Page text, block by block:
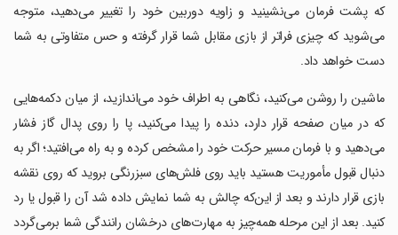
که پشت فرمان می‌نشینید و زاویه دوربین خود را تغییر می‌دهید، متوجه
می‌شوید که چیزی فراتر از بازی مقابل شما قرار گرفته و حس متفاوتی به شما
دست خواهد داد.
ماشین را روشن می‌کنید، نگاهی به اطراف خود می‌اندازید، از میان دکمه‌هایی
که در میان صفحه قرار دارد، دنده را پیدا می‌کنید، پا را روی پدال گاز فشار
می‌دهید و با فرمان مسیر حرکت خود را مشخص کرده و به راه می‌افتید؛ اگر به
دنبال قبول مأموریت هستید باید روی فلش‌های سبزرنگی بروید که روی نقشه
بازی قرار دارند و بعد از این‌که چالش به شما نمایش داده شد آن را قبول یا رد
کنید. بعد از این مرحله همه‌چیز به مهارت‌های درخشان رانندگی شما برمی‌گردد